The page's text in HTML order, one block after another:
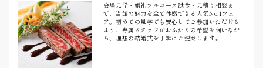
会場見学・婚礼フルコース試食・見積り相談ま
で、当館の魅力を全て体感できる人気No.1フェ
ア。初めての見学でも安心してご参加いただける
よう、専属スタッフがおふたりの希望を伺いなが
ら、理想の結婚式を丁寧にご提案します。